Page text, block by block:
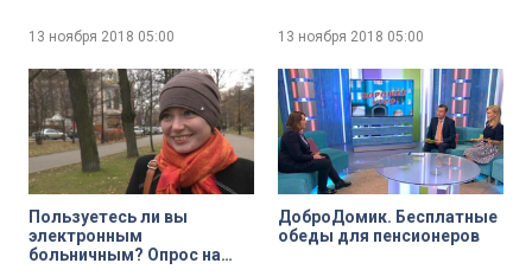
13 ноября 2018 05:00 13 ноября 2018 05:00
Пользуетесь ли вы
электронным
больничным? Опрос на
ДоброДомик. Бесплатные
обеды для пенсионеров